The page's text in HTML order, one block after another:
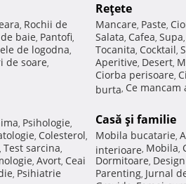
, Rochii de
baie, Pantofi,
de logodna,
de soare,
, Psihologie,
, Colesterol,
, Test sarcina,
, Avort, Ceai
, Psihiatrie
Reţete
Mancare, Paste,
Salata, Cafea, Supa,
Tocanita, Cocktail,
Aperitive, Desert,
Ciorba perisoare,
burta, Ce mancam
Casă şi familie
Mobila bucatarie,
interioare, Mobila,
Dormitoare,
Parenting, Jurnal